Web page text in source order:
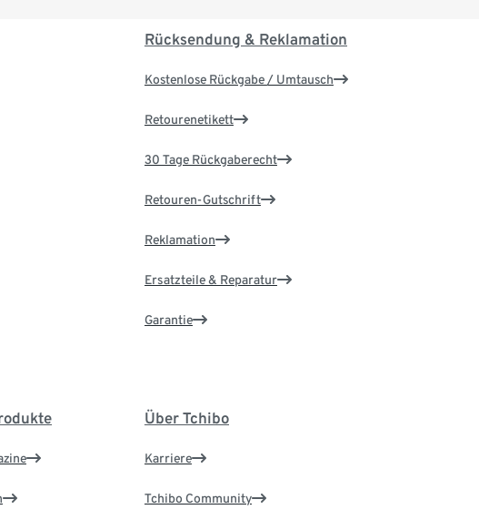
Rücksendung & Reklamation
Kostenlose Rückgabe / Umtausch
Retourenetikett
30 Tage Rückgaberecht
Retouren-Gutschrift
Reklamation
Ersatzteile & Reparatur
Garantie
Über Tchibo
Karriere
Tchibo Community